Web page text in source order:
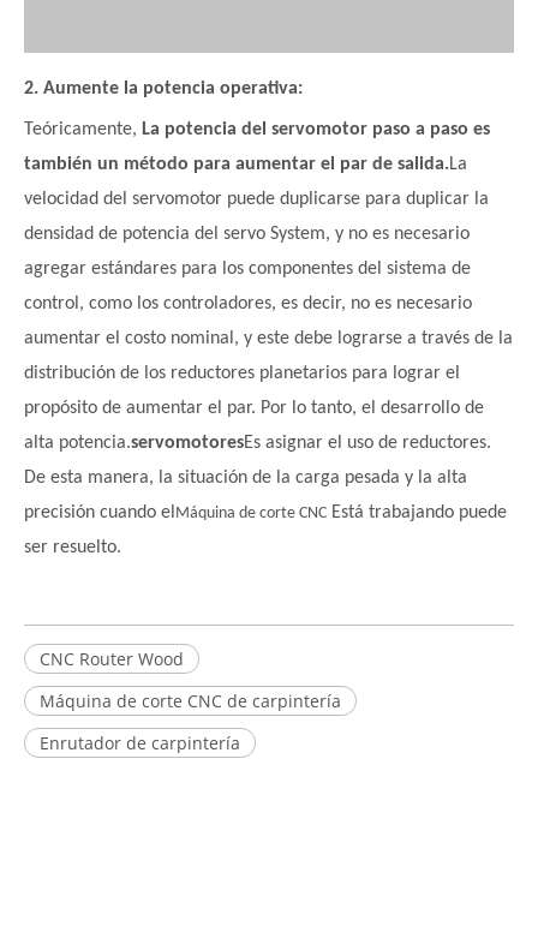
2. Aumente la potencia operativa:
Teóricamente, La potencia del servomotor paso a paso es
también un método para aumentar el par de salida.La
velocidad del servomotor puede duplicarse para duplicar la
densidad de potencia del servo System, y no es necesario
agregar estándares para los componentes del sistema de
control, como los controladores, es decir, no es necesario
aumentar el costo nominal, y este debe lograrse a través de la
distribución de los reductores planetarios para lograr el
propósito de aumentar el par. Por lo tanto, el desarrollo de
alta potencia.servomotoresEs asignar el uso de reductores.
De esta manera, la situación de la carga pesada y la alta
precisión cuando el Máquina de corte CNC Está trabajando puede
ser resuelto.
CNC Router Wood
Máquina de corte CNC de carpintería
Enrutador de carpintería